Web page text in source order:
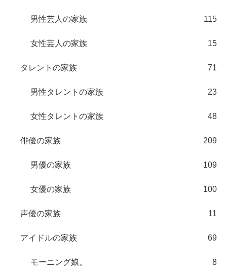
男性芸人の家族 115
女性芸人の家族 15
タレントの家族 71
男性タレントの家族 23
女性タレントの家族 48
俳優の家族 209
男優の家族 109
女優の家族 100
声優の家族 11
アイドルの家族 69
モーニング娘。 8